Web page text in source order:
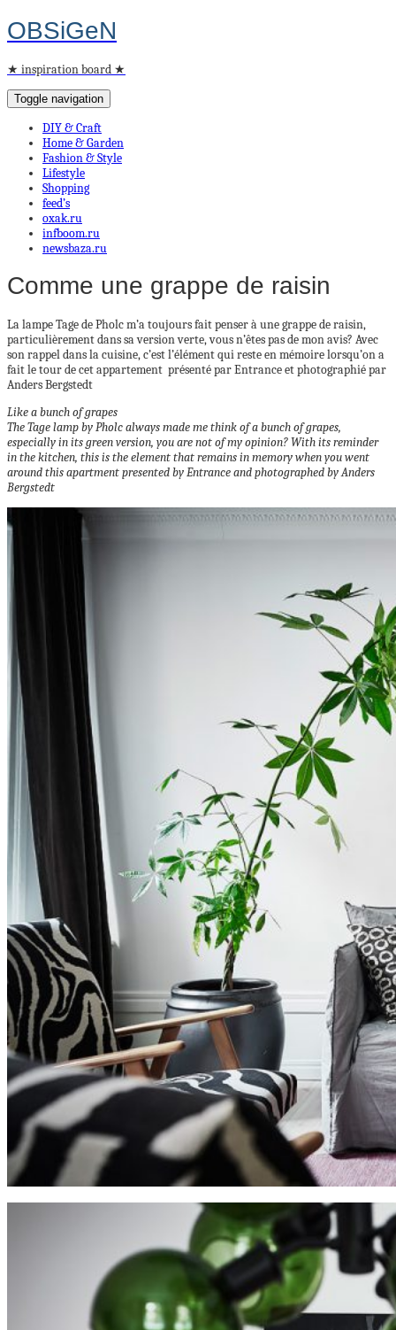
OBSiGeN
★ inspiration board ★
Toggle navigation
DIY & Craft
Home & Garden
Fashion & Style
Lifestyle
Shopping
feed’s
oxak.ru
infboom.ru
newsbaza.ru
Comme une grappe de raisin
La lampe Tage de Pholc m’a toujours fait penser à une grappe de raisin,
particulièrement dans sa version verte, vous n’êtes pas de mon avis? Avec
son rappel dans la cuisine, c’est l’élément qui reste en mémoire lorsqu’on a
fait le tour de cet appartement présenté par Entrance et photographié par
Anders Bergstedt
Like a bunch of grapes
The Tage lamp by Pholc always made me think of a bunch of grapes,
especially in its green version, you are not of my opinion?With its reminder
in the kitchen, this is the element that remains in memory when you went
around this apartment presented by Entrance and photographed by Anders
Bergstedt